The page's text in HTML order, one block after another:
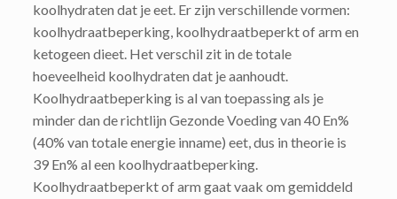
koolhydraten dat je eet. Er zijn verschillende vormen:
koolhydraatbeperking, koolhydraatbeperkt of arm en
ketogeen dieet. Het verschil zit in de totale
hoeveelheid koolhydraten dat je aanhoudt.
Koolhydraatbeperking is al van toepassing als je
minder dan de richtlijn Gezonde Voeding van 40 En%
(40% van totale energie inname) eet, dus in theorie is
39 En% al een koolhydraatbeperking.
Koolhydraatbeperkt of arm gaat vaak om gemiddeld